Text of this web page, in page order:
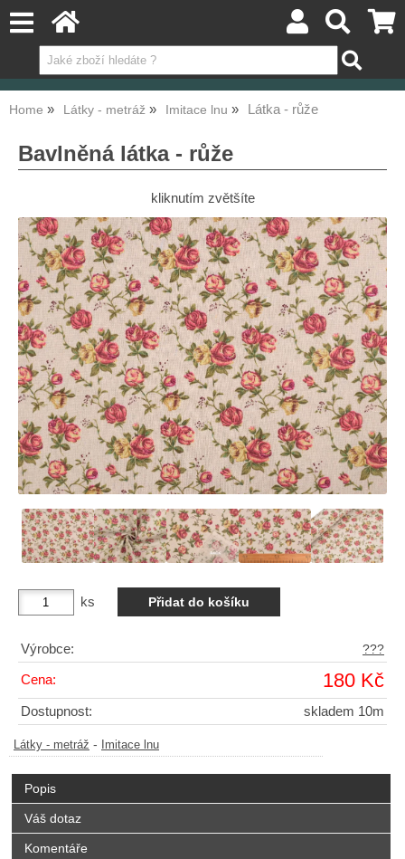
Home Látky - metráž Imitace lnu Látka - růže
Bavlněná látka - růže
kliknutím zvětšíte
ks
Výrobce: ???
Cena: 180 Kč
Dostupnost: skladem 10m
Látky - metráž - Imitace lnu
Popis
Váš dotaz
Komentáře